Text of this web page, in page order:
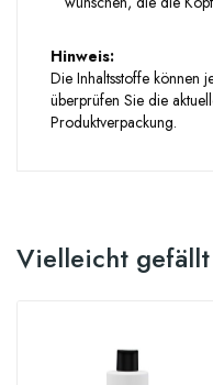
Hinweis:
Die Inhaltsstoffe können
überprüfen Sie die
Produktverpackung.
Vielleicht